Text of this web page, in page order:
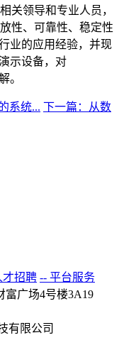
关领导和专业人员，
性、可靠性、稳定性
业的应用经验，并现
示设备，对
。
系统... 下一篇：从数
才招聘 -- 平台服务
富广场4号楼3A19
有限公司